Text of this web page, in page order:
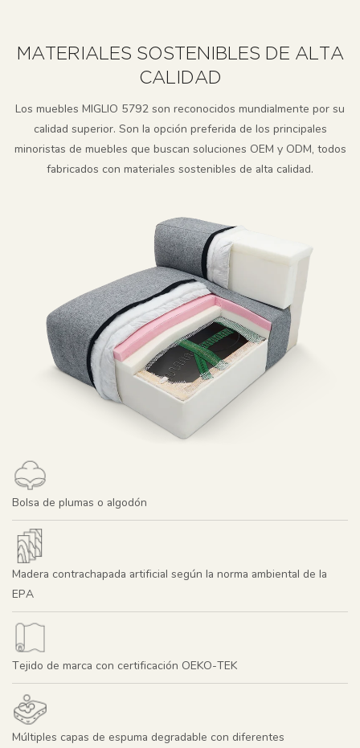
MATERIALES SOSTENIBLES DE ALTA
CALIDAD
Los muebles MIGLIO 5792 son reconocidos mundialmente por su
calidad superior. Son la opción preferida de los principales
minoristas de muebles que buscan soluciones OEM y ODM, todos
fabricados con materiales sostenibles de alta calidad.
Bolsa de plumas o algodón
Madera contrachapada artificial según la norma ambiental de la
EPA
Tejido de marca con certificación OEKO-TEK
Múltiples capas de espuma degradable con diferentes